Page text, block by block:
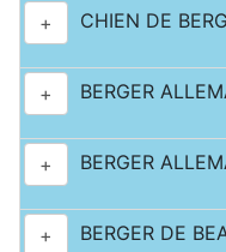
+ CHIEN DE
+ BERGER
+ BERGER
+ BERGER DE